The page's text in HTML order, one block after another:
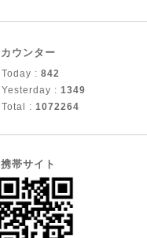
カウンター
Today : 842
Yesterday : 1349
Total : 1072264
携帯サイト